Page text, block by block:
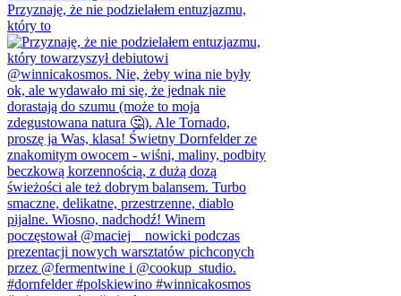
Przyznaję, że nie podzielałem entuzjazmu,
który to